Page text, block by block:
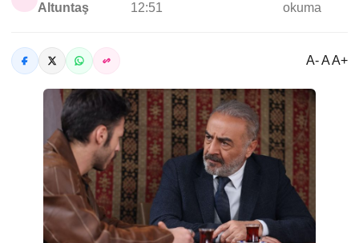
Altuntaş
12:51
okuma
A- A A+